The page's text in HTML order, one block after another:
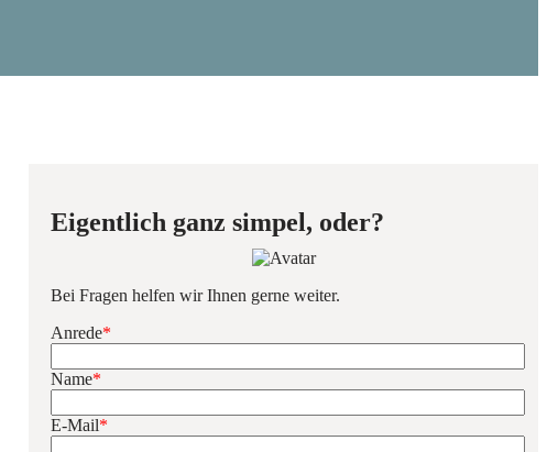
Eigentlich ganz simpel, oder?
Bei Fragen helfen wir Ihnen gerne weiter.
Anrede*
Name*
E-Mail*